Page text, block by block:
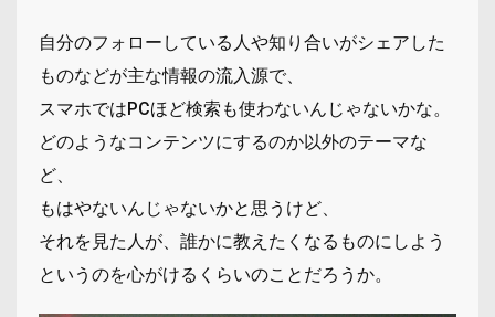
自分のフォローしている人や知り合いがシェアした
ものなどが主な情報の流入源で、
スマホではPCほど検索も使わないんじゃないかな。
どのようなコンテンツにするのか以外のテーマな
ど、
もはやないんじゃないかと思うけど、
それを見た人が、誰かに教えたくなるものにしよう
というのを心がけるくらいのことだろうか。